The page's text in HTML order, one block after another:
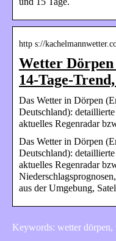
http s://
Wetter
14-Tage-
Das Wetter in Dörpen
Deutschland):
aktuelles Regenradar
Das Wetter in Dörpen
Deutschland):
aktuelles Regenradar
aus der Umgebung,
Keywords: wetter